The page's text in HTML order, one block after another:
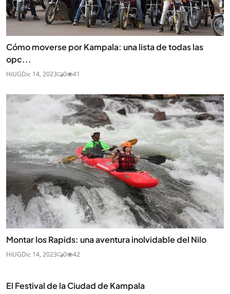
Cómo moverse por Kampala: una lista de todas las
opc...
HiUGDic 14, 2023 0 41
Montar los Rapids: una aventura inolvidable del Nilo
HiUGDic 14, 2023 0 42
El Festival de la Ciudad de Kampala